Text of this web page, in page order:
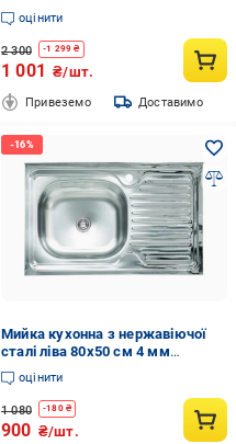
мм полірована
оцінити
2 300 -1 299 ₴
1 001 ₴/шт.
Привеземо Доставимо
Мийка кухонна з нержавіючої
сталі ліва 80x50 см 4 мм
(30631933)
оцінити
1 080 -180₴
900 ₴/шт.